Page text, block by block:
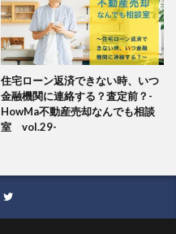
住宅ローン返済できない時、いつ
金融機関に連絡する？査定前？-
HowMa不動産売却なんでも相談
室 vol.29-